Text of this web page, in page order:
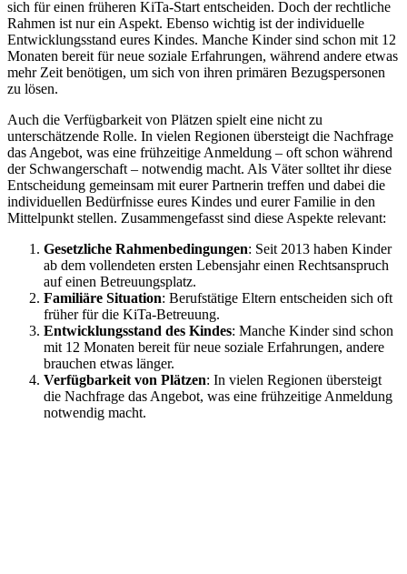
sich für einen früheren KiTa-Start entscheiden. Doch der rechtliche
Rahmen ist nur ein Aspekt. Ebenso wichtig ist der individuelle
Entwicklungsstand eures Kindes. Manche Kinder sind schon mit 12
Monaten bereit für neue soziale Erfahrungen, während andere etwas
mehr Zeit benötigen, um sich von ihren primären Bezugspersonen
zu lösen.
Auch die Verfügbarkeit von Plätzen spielt eine nicht zu
unterschätzende Rolle. In vielen Regionen übersteigt die Nachfrage
das Angebot, was eine frühzeitige Anmeldung – oft schon während
der Schwangerschaft – notwendig macht. Als Väter solltet ihr diese
Entscheidung gemeinsam mit eurer Partnerin treffen und dabei die
individuellen Bedürfnisse eures Kindes und eurer Familie in den
Mittelpunkt stellen. Zusammengefasst sind diese Aspekte relevant:
Gesetzliche Rahmenbedingungen: Seit 2013 haben Kinder
ab dem vollendeten ersten Lebensjahr einen Rechtsanspruch
auf einen Betreuungsplatz.
Familiäre Situation: Berufstätige Eltern entscheiden sich oft
früher für die KiTa-Betreuung.
Entwicklungsstand des Kindes: Manche Kinder sind schon
mit 12 Monaten bereit für neue soziale Erfahrungen, andere
brauchen etwas länger.
Verfügbarkeit von Plätzen: In vielen Regionen übersteigt
die Nachfrage das Angebot, was eine frühzeitige Anmeldung
notwendig macht.